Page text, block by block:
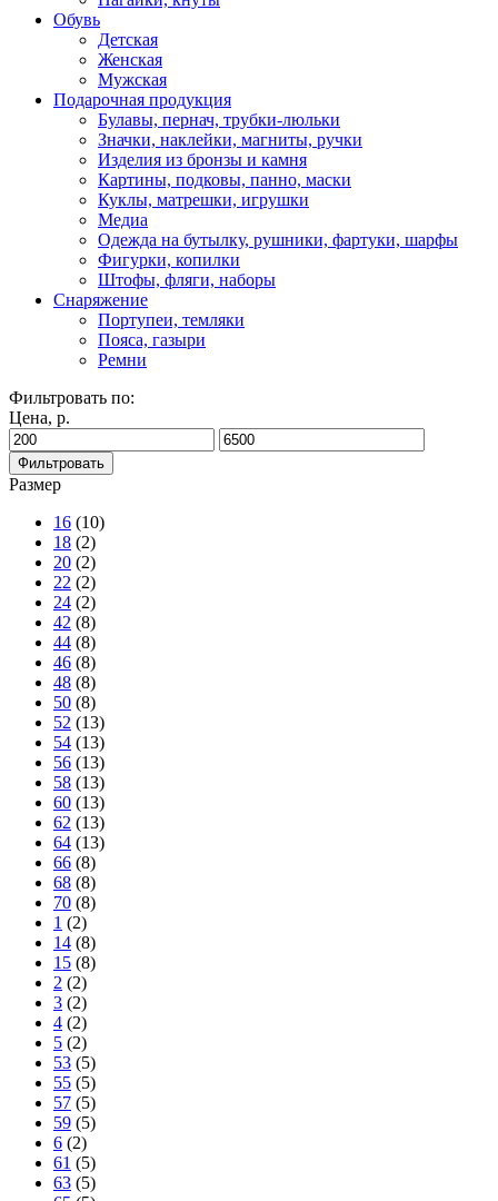
Обувь
Детская
Женская
Мужская
Подарочная продукция
Булавы, пернач, трубки-люльки
Значки, наклейки, магниты, ручки
Изделия из бронзы и камня
Картины, подковы, панно, маски
Куклы, матрешки, игрушки
Медиа
Одежда на бутылку, рушники, фартуки, шарфы
Фигурки, копилки
Штофы, фляги, наборы
Снаряжение
Портупеи, темляки
Пояса, газыри
Ремни
Фильтровать по:
Цена, р.
Фильтровать
Размер
16 (10)
18 (2)
20 (2)
22 (2)
24 (2)
42 (8)
44 (8)
46 (8)
48 (8)
50 (8)
52 (13)
54 (13)
56 (13)
58 (13)
60 (13)
62 (13)
64 (13)
66 (8)
68 (8)
70 (8)
1 (2)
14 (8)
15 (8)
2 (2)
3 (2)
4 (2)
5 (2)
53 (5)
55 (5)
57 (5)
59 (5)
6 (2)
61 (5)
63 (5)